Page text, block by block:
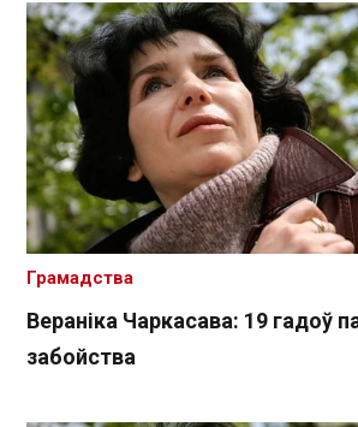
Вераніка Чаркасава: 19 гадоў
забойства
Грамадства